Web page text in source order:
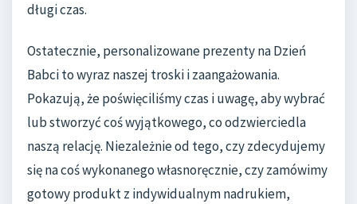
długi czas.
Ostatecznie, personalizowane prezenty na Dzień
Babci to wyraz naszej troski i zaangażowania.
Pokazują, że poświęciliśmy czas i uwagę, aby wybrać
lub stworzyć coś wyjątkowego, co odzwierciedla
naszą relację. Niezależnie od tego, czy zdecydujemy
się na coś wykonanego własnoręcznie, czy zamówimy
gotowy produkt z indywidualnym nadrukiem,